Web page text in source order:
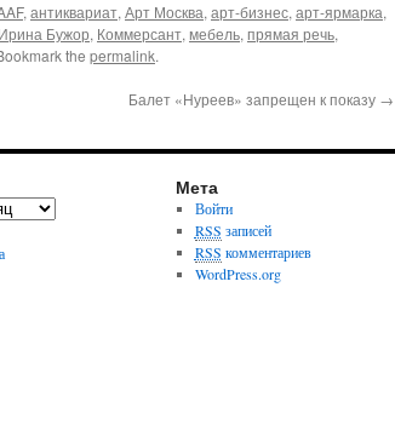
, антиквариат, Арт Москва, арт-бизнес, арт-ярмарка,
Ирина Бужор, Коммерсант, мебель, прямая речь,
the permalink.
Балет «Нуреев» запрещен к показу →
Мета
Войти
RSS записей
RSS комментариев
WordPress.org